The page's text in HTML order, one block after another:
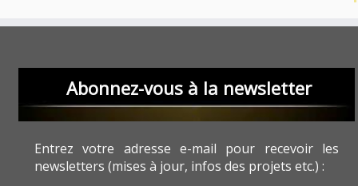
Abonnez-vous à la newsletter
Entrez votre adresse e-mail pour recevoir les
newsletters (mises à jour, infos des projets etc.) :